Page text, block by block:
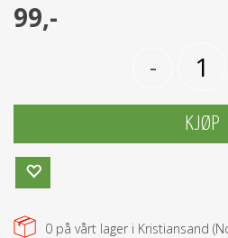
99,-
-
KJØP
0 på vårt lager i Kristiansand